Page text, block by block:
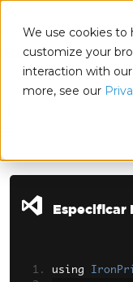
We use cookies to
customize your
interaction with
more, see our
.NET
Especificar
using